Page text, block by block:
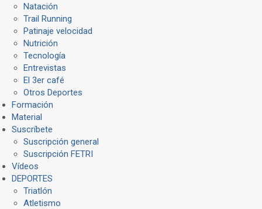
Natación
Trail Running
Patinaje velocidad
Nutrición
Tecnología
Entrevistas
El 3er café
Otros Deportes
Formación
Material
Suscríbete
Suscripción general
Suscripción FETRI
Vídeos
DEPORTES
Triatlón
Atletismo